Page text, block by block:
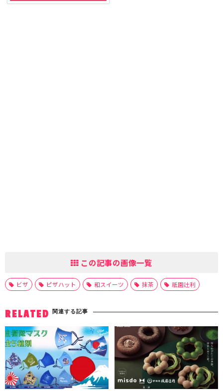
この記事の画像一覧
ビザ ピザハット 和スイーツ 抹茶 祇園辻利
RELATED 関連する記事